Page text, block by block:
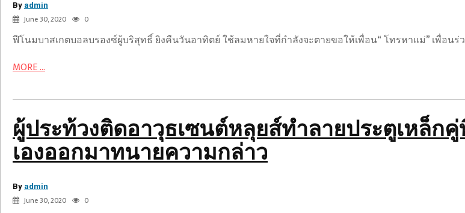
By admin
June 30, 2020 0
เกิด:
รายงาน
ฟีโนมบาสเกตบอลบรองซ์ผู้บริสุทธิ์ ยิงคืนวันอาทิตย์ ใช้ลมหายใจที่กำลังจะตายขอให้เพื่อน“ โทรหาแม่” เพื่อน
MORE ...
ผู้ประท้วงติดอาวุธเซนต์หลุยส์ทำลายประตูเหล็
เองออกมาทนายความกล่าว
By admin
June 30, 2020 0
คุกคาม
ก่อน
ที่
ดึง
ของ
ตัว
เอง
ออก
มาท
ความ
กล่าว